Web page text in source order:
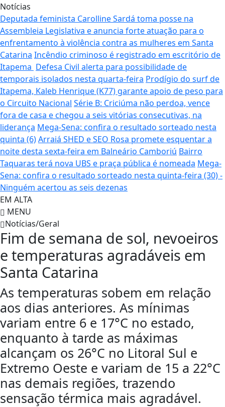
Notícias
Deputada feminista Carolline Sardá toma posse na
Assembleia Legislativa e anuncia forte atuação para o
enfrentamento à violência contra as mulheres em Santa
Catarina Incêndio criminoso é registrado em escritório de
Itapema Defesa Civil alerta para possibilidade de
temporais isolados nesta quarta-feira Prodígio do surf de
Itapema, Kaleb Henrique (K77) garante apoio de peso para
o Circuito Nacional Série B: Criciúma não perdoa, vence
fora de casa e chegou a seis vitórias consecutivas, na
liderança Mega-Sena: confira o resultado sorteado nesta
quinta (6)Arraiá SHED e SEO Rosa promete esquentar a
noite desta sexta-feira em Balneário Camboriú Bairro
Taquaras terá nova UBS e praça pública é nomeada Mega-
Sena: confira o resultado sorteado nesta quinta-feira (30) -
Ninguém acertou as seis dezenas
EM ALTA
MENU
Notícias/Geral
Fim de semana de sol, nevoeiros
e temperaturas agradáveis em
Santa Catarina
As temperaturas sobem em relação
aos dias anteriores. As mínimas
variam entre 6 e 17°C no estado,
enquanto à tarde as máximas
alcançam os 26°C no Litoral Sul e
Extremo Oeste e variam de 15 a 22°C
nas demais regiões, trazendo
sensação térmica mais agradável.